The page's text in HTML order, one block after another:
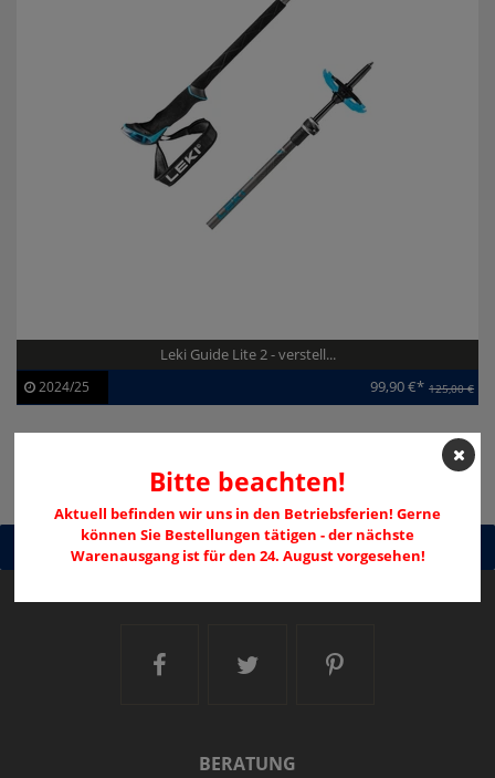
Leki Guide Lite 2 - verstell...
Artikel-ID:
113376
2024/25 99,90 €* 125,00 €
Ski and More auf Facebook
Ski and More auf
Ski and More
BERATUNG
Bitte beachten!
Aktuell befinden wir uns in den Betriebsferien! Gerne
können Sie Bestellungen tätigen - der nächste
Warenausgang ist für den 24. August vorgesehen!